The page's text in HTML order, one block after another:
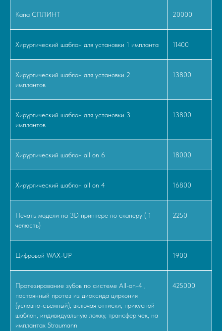
Капа СПЛИНТ 20000
Хирургический шаблон для установки 1 импланта 11400
Хирургический шаблон для установки 2
имплантов
13800
Хирургический шаблон для установки 3
имплантов
13800
Хирургический шаблон all on 6 18000
Хирургический шаблон all on 4 16800
Печать модели на 3D принтере по сканеру ( 1
челюсть)
2250
Цифровой WAX-UP 1900
Протезирование зубов по системе All-on-4 ,
постоянный протез из диоксида циркония
(условно-съемный), включая оттиски, прикусной
шаблон, индивидуальную ложку, трансфер чек, на
имплантах Straumann
425000